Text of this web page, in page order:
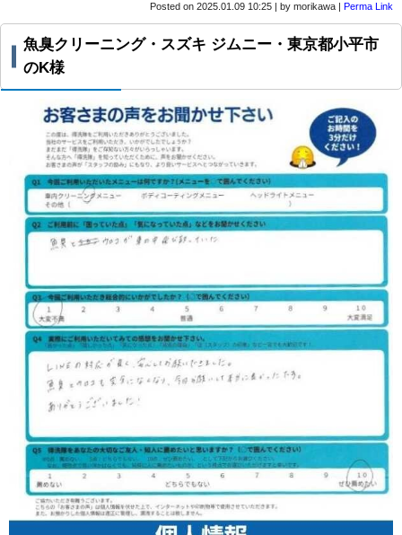
Posted on 2025.01.09 10:25 by morikawa Perma Link
魚臭クリーニング・スズキ ジムニー・東京都小平市
のK様